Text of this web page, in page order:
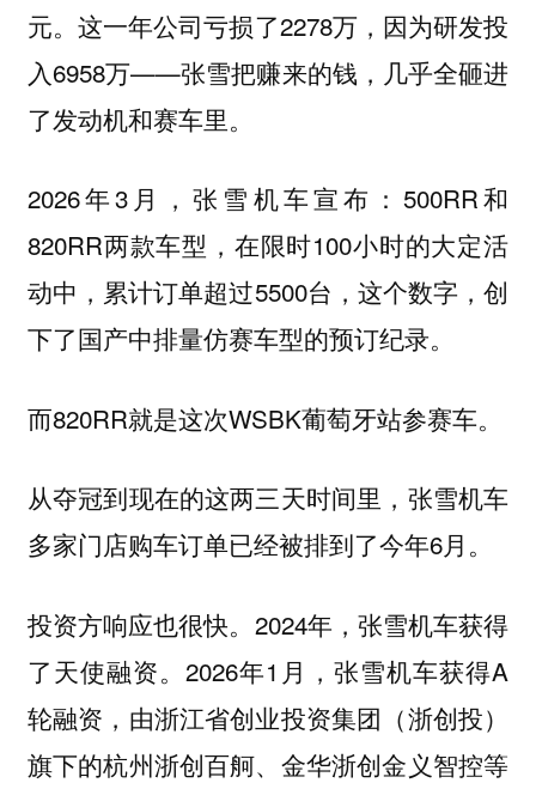
元。这一年公司亏损了2278万，因为研发投
入6958万——张雪把赚来的钱，几乎全砸进
了发动机和赛车里。
2026年3月，张雪机车宣布：500RR和
820RR两款车型，在限时100小时的大定活
动中，累计订单超过5500台，这个数字，创
下了国产中排量仿赛车型的预订纪录。
而820RR就是这次WSBK葡萄牙站参赛车。
从夺冠到现在的这两三天时间里，张雪机车
多家门店购车订单已经被排到了今年6月。
投资方响应也很快。2024年，张雪机车获得
了天使融资。2026年1月，张雪机车获得A
轮融资，由浙江省创业投资集团（浙创投）
旗下的杭州浙创百舸、金华浙创金义智控等